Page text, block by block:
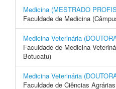
Medicina (MESTRADO
Faculdade de Medicina
Medicina Veterinária
Faculdade de Medicina
Botucatu)
Medicina Veterinária
Faculdade de Ciências